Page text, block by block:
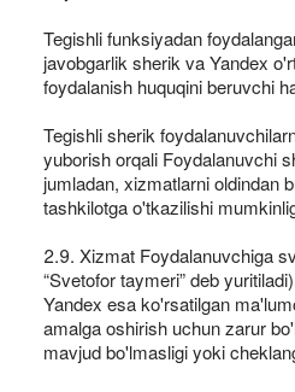
Tegishli funksiyadan
javobgarlik sherik va Yandex
foydalanish huquqini beruvchi
Tegishli sherik
yuborish orqali Foydalanuvchi
jumladan, xizmatlarni oldindan
tashkilotga o'tkazilishi
2.9. Xizmat Foydalanuvchiga
“Svetofor taymeri” deb
Yandex esa ko'rsatilgan
amalga oshirish uchun zarur
mavjud bo'lmasligi yoki